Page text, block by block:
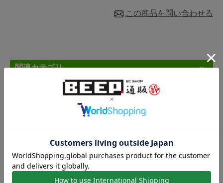
この商品を問い合わせる
関連カテゴリ
中古書籍 / グッズ / CD＞チラシ・カタログ・説明書
チラシ(コンシューマ)
ファミコン
商品説明
・中古品となります。・A4サイズ